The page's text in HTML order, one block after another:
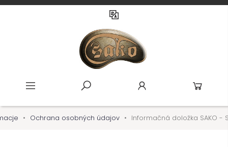
Ochrana osobných údajov Informačná doložka SAKO -